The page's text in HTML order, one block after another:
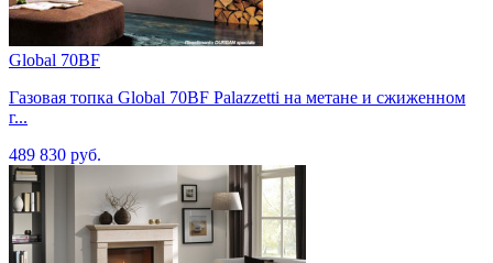
Global 70BF
Газовая топка Global 70BF Palazzetti на метане и сжиженном
г...
489 830 руб.